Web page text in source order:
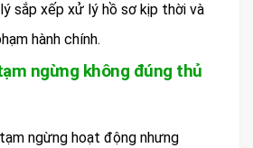
sắp xếp xử lý hồ sơ kịp thời và
hành chính.
ngừng không đúng thủ
ngừng hoạt động nhưng